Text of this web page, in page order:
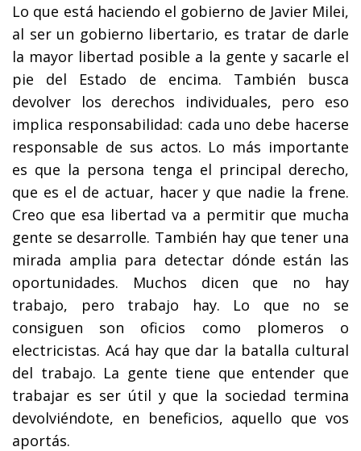
Lo que está haciendo el gobierno de Javier Milei,
al ser un gobierno libertario, es tratar de darle
la mayor libertad posible a la gente y sacarle el
pie del Estado de encima. También busca
devolver los derechos individuales, pero eso
implica responsabilidad: cada uno debe hacerse
responsable de sus actos. Lo más importante
es que la persona tenga el principal derecho,
que es el de actuar, hacer y que nadie la frene.
Creo que esa libertad va a permitir que mucha
gente se desarrolle. También hay que tener una
mirada amplia para detectar dónde están las
oportunidades. Muchos dicen que no hay
trabajo, pero trabajo hay. Lo que no se
consiguen son oficios como plomeros o
electricistas. Acá hay que dar la batalla cultural
del trabajo. La gente tiene que entender que
trabajar es ser útil y que la sociedad termina
devolviéndote, en beneficios, aquello que vos
aportás.